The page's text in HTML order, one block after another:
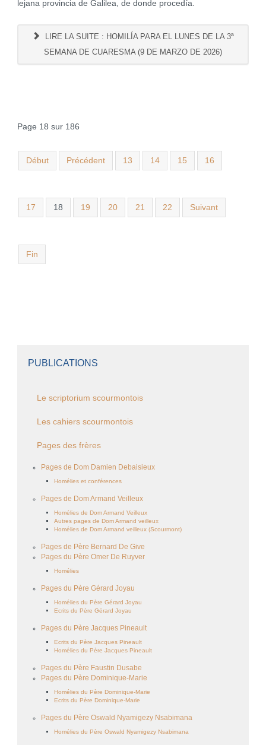
lejana provincia de Galilea, de donde procedía.
LIRE LA SUITE : HOMILÍA PARA EL LUNES DE LA 3ª
SEMANA DE CUARESMA (9 DE MARZO DE 2026)
Page 18 sur 186
Début Précédent 13 14 15 16
17 18 19 20 21 22 Suivant
Fin
PUBLICATIONS
Le scriptorium scourmontois
Les cahiers scourmontois
Pages des frères
Pages de Dom Damien Debaisieux
Homélies et conférences
Pages de Dom Armand Veilleux
Homélies de Dom Armand Veilleux
Autres pages de Dom Armand veilleux
Homélies de Dom Armand veilleux (Scourmont)
Pages de Père Bernard De Give
Pages du Père Omer De Ruyver
Homélies
Pages du Père Gérard Joyau
Homélies du Père Gérard Joyau
Ecrits du Père Gérard Joyau
Pages du Père Jacques Pineault
Ecrits du Père Jacques Pineault
Homélies du Père Jacques Pineault
Pages du Père Faustin Dusabe
Pages du Père Dominique-Marie
Homélies du Père Dominique-Marie
Ecrits du Père Dominique-Marie
Pages du Père Oswald Nyamigezy Nsabimana
Homélies du Père Oswald Nyamigezy Nsabimana